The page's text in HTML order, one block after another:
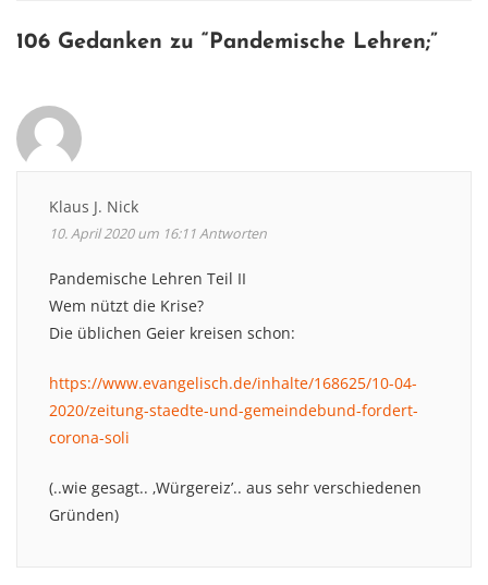
106 Gedanken zu “ Pandemische Lehren;”
Klaus J. Nick
10. April 2020 um 16:11Antworten
Pandemische Lehren Teil II
Wem nützt die Krise?
Die üblichen Geier kreisen schon:
https://www.evangelisch.de/inhalte/168625/10-04-
2020/zeitung-staedte-und-gemeindebund-fordert-
corona-soli
(..wie gesagt.. ‚Würgereiz’.. aus sehr verschiedenen
Gründen)